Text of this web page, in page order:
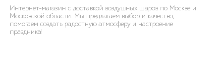
Интернет-магазин с доставкой воздушных шаров по Москве и
Московской области. Мы предлагаем выбор и качество,
помогаем создать радостную атмосферу и настроение
праздника!